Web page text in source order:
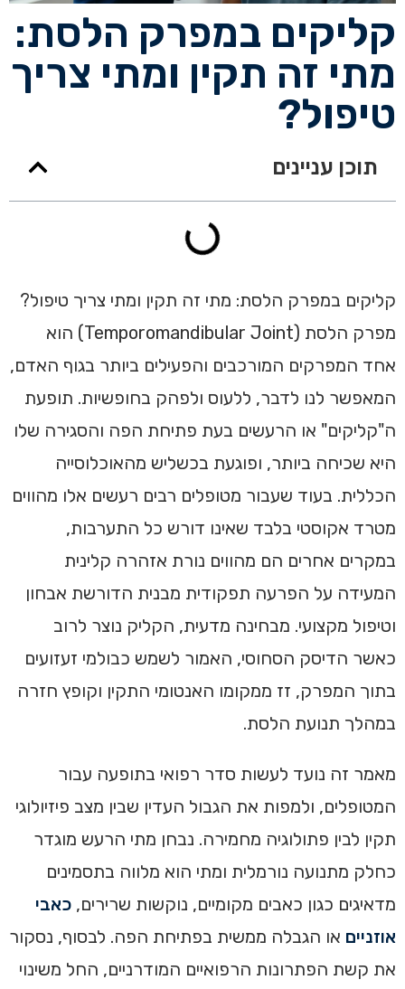
קליקים במפרק הלסת:
מתי זה תקין ומתי צריך
טיפול?
תוכן עניינים
קליקים במפרק הלסת: מתי זה תקין ומתי צריך טיפול?
מפרק הלסת (Temporomandibular Joint) הוא
אחד המפרקים המורכבים והפעילים ביותר בגוף האדם,
המאפשר לנו לדבר, ללעוס ולפהק בחופשיות. תופעת
ה"קליקים" או הרעשים בעת פתיחת הפה והסגירה שלו
היא שכיחה ביותר, ופוגעת בכשליש מהאוכלוסייה
הכללית. בעוד שעבור מטופלים רבים רעשים אלו מהווים
מטרד אקוסטי בלבד שאינו דורש כל התערבות,
במקרים אחרים הם מהווים נורת אזהרה קלינית
המעידה על הפרעה תפקודית מבנית הדורשת אבחון
וטיפול מקצועי. מבחינה מדעית, הקליק נוצר לרוב
כאשר הדיסק הסחוסי, האמור לשמש כבולמי זעזועים
בתוך המפרק, זז ממקומו האנטומי התקין וקופץ חזרה
במהלך תנועת הלסת.
מאמר זה נועד לעשות סדר רפואי בתופעה עבור
המטופלים, ולמפות את הגבול העדין שבין מצב פיזיולוגי
תקין לבין פתולוגיה מחמירה. נבחן מתי הרעש מוגדר
כחלק מתנועה נורמלית ומתי הוא מלווה בתסמינים
מדאיגים כגון כאבים מקומיים, נוקשות שרירים, כאבי
אוזניים או הגבלה ממשית בפתיחת הפה. לבסוף, נסקור
את קשת הפתרונות הרפואיים המודרניים, החל משינוי